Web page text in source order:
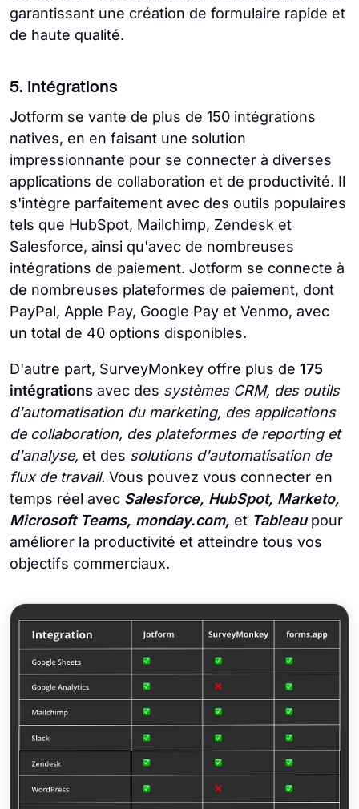
garantissant une création de formulaire rapide et
de haute qualité.
5. Intégrations
Jotform se vante de plus de 150 intégrations
natives, en en faisant une solution
impressionnante pour se connecter à diverses
applications de collaboration et de productivité. Il
s'intègre parfaitement avec des outils populaires
tels que HubSpot, Mailchimp, Zendesk et
Salesforce, ainsi qu'avec de nombreuses
intégrations de paiement. Jotform se connecte à
de nombreuses plateformes de paiement, dont
PayPal, Apple Pay, Google Pay et Venmo, avec
un total de 40 options disponibles.
D'autre part, SurveyMonkey offre plus de 175
intégrations avec des systèmes CRM, des outils
d'automatisation du marketing, des applications
de collaboration, des plateformes de reporting et
d'analyse, et des solutions d'automatisation de
flux de travail. Vous pouvez vous connecter en
temps réel avec Salesforce, HubSpot, Marketo,
Microsoft Teams, monday.com, et Tableaupour
améliorer la productivité et atteindre tous vos
objectifs commerciaux.